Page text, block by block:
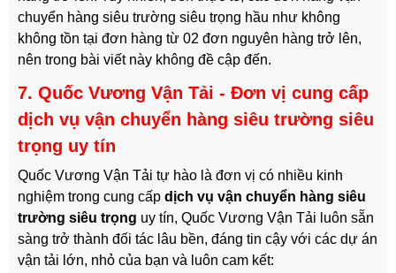
chuyển hàng siêu trường siêu trọng hầu như không
không tồn tại đơn hàng từ 02 đơn nguyên hàng trở lên,
nên trong bài viết này không đề cập đến.
7. Quốc Vương Vận Tải - Đơn vị cung cấp
dịch vụ vận chuyển hàng siêu trường siêu
trọng uy tín
Quốc Vương Vận Tải tự hào là đơn vị có nhiều kinh
nghiệm trong cung cấp dịch vụ vận chuyển hàng siêu
trường siêu trọng uy tín, Quốc Vương Vận Tải luôn sẵn
sàng trở thành đối tác lâu bền, đáng tin cậy với các dự án
vận tải lớn, nhỏ của bạn và luôn cam kết: